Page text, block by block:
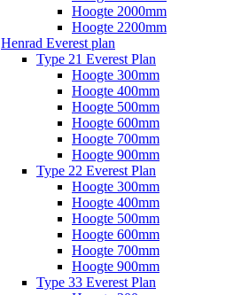
Hoogte 2000mm
Hoogte 2200mm
Henrad Everest plan
Type 21 Everest Plan
Hoogte 300mm
Hoogte 400mm
Hoogte 500mm
Hoogte 600mm
Hoogte 700mm
Hoogte 900mm
Type 22 Everest Plan
Hoogte 300mm
Hoogte 400mm
Hoogte 500mm
Hoogte 600mm
Hoogte 700mm
Hoogte 900mm
Type 33 Everest Plan